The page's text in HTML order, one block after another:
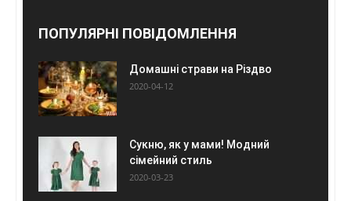
ПОПУЛЯРНІ ПОВІДОМЛЕННЯ
Домашні страви на Різдво
2020-04-12
Сукню, як у мами! Модний
сімейний стиль
2020-03-23